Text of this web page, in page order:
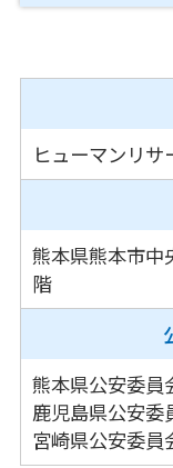
ヒューマンリ
熊本県熊本市中
階
熊本県公安委
鹿児島県公安
宮崎県公安委